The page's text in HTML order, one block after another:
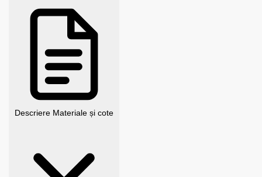
Descriere Materiale și cote